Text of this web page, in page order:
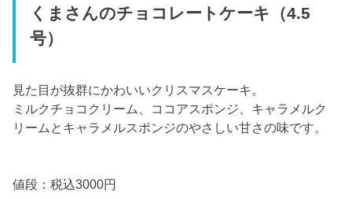
くまさんのチョコレートケーキ（4.5
号）
見た目が抜群にかわいいクリスマスケーキ。
ミルクチョコクリーム、ココアスポンジ、キャラメルク
リームとキャラメルスポンジのやさしい甘さの味です。
値段：税込3000円